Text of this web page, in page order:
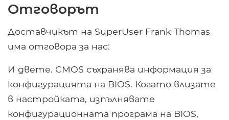
Отговорът
Доставчикът на SuperUser Frank Thomas
има отговора за нас:
И двете. CMOS съхранява информация за
конфигурацията на BIOS. Когато влизате
в настройката, изпълнявате
конфигурационната програма на BIOS,